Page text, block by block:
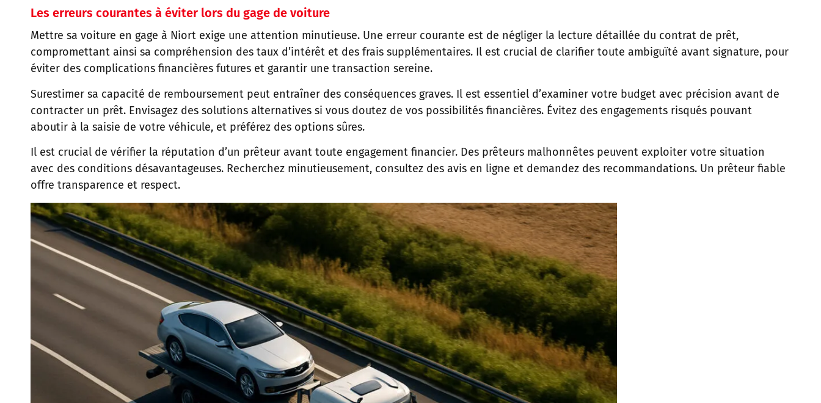
Les erreurs courantes à éviter lors du gage de voiture
Mettre sa voiture en gage à Niort exige une attention minutieuse. Une erreur courante est de négliger la lecture détaillée du contrat de prêt,
compromettant ainsi sa compréhension des taux d’intérêt et des frais supplémentaires. Il est crucial de clarifier toute ambiguïté avant signature, pour
éviter des complications financières futures et garantir une transaction sereine.
Surestimer sa capacité de remboursement peut entraîner des conséquences graves. Il est essentiel d’examiner votre budget avec précision avant de
contracter un prêt. Envisagez des solutions alternatives si vous doutez de vos possibilités financières. Évitez des engagements risqués pouvant
aboutir à la saisie de votre véhicule, et préférez des options sûres.
Il est crucial de vérifier la réputation d’un prêteur avant toute engagement financier. Des prêteurs malhonnêtes peuvent exploiter votre situation
avec des conditions désavantageuses. Recherchez minutieusement, consultez des avis en ligne et demandez des recommandations. Un prêteur fiable
offre transparence et respect.